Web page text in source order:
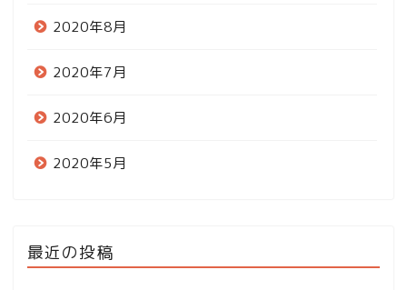
2020年8月
2020年7月
2020年6月
2020年5月
最近の投稿